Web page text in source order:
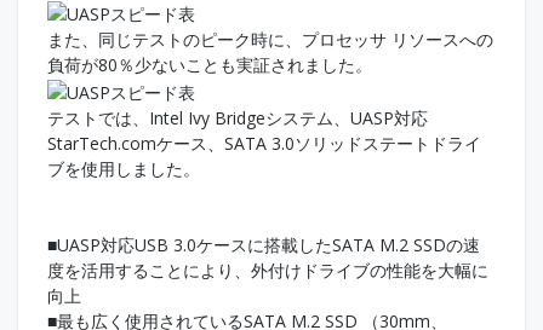
また、同じテストのピーク時に、プロセッサ リソースへの
負荷が80％少ないことも実証されました。
テストでは、Intel Ivy Bridgeシステム、UASP対応
StarTech.comケース、SATA 3.0ソリッドステートドライ
ブを使用しました。
■UASP対応USB 3.0ケースに搭載したSATA M.2 SSDの速
度を活用することにより、外付けドライブの性能を大幅に
向上
■最も広く使用されているSATA M.2 SSD （30mm、